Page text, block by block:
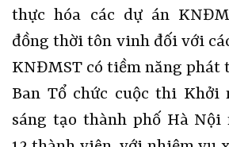
thực hóa các dự án
đồng thời tôn vinh đối với
KNĐMST có tiềm năng phát
Ban Tổ chức cuộc thi Khởi
sáng tạo thành phố Hà Nội